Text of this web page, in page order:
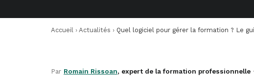
Accueil › Actualités › Quel logiciel pour gérer la formation ? Le
Par Romain Rissoan, expert de la formation professionnelle